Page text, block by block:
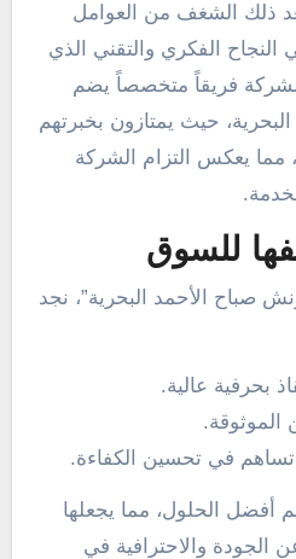
ذلك الشغف من العوامل
الفكري والتقني الذي
فريقاً متخصصاً يضم
حيث يمتازون بخبرتهم
مما يعكس التزام الشركة
للسوق
صباح الأحمد البحرية”، نجد
بحرفية عالية.
تساهم في تحسين الكفاءة.
أفضل الحلول، مما يجعلها
الجودة والاحترافية في